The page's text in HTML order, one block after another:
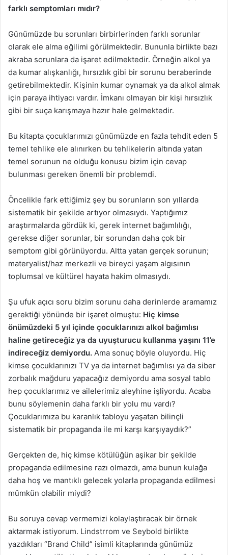
farklı semptomları mıdır?
Günümüzde bu sorunları birbirlerinden farklı sorunlar
olarak ele alma eğilimi görülmektedir. Bununla birlikte bazı
akraba sorunlara da işaret edilmektedir. Örneğin alkol ya
da kumar alışkanlığı, hırsızlık gibi bir sorunu beraberinde
getirebilmektedir. Kişinin kumar oynamak ya da alkol almak
için paraya ihtiyacı vardır. İmkanı olmayan bir kişi hırsızlık
gibi bir suça karışmaya hazır hale gelmektedir.
Bu kitapta çocuklarımızı günümüzde en fazla tehdit eden 5
temel tehlike ele alınırken bu tehlikelerin altında yatan
temel sorunun ne olduğu konusu bizim için cevap
bulunması gereken önemli bir problemdi.
Öncelikle fark ettiğimiz şey bu sorunların son yıllarda
sistematik bir şekilde artıyor olmasıydı. Yaptığımız
araştırmalarda gördük ki, gerek internet bağımlılığı,
gerekse diğer sorunlar, bir sorundan daha çok bir
semptom gibi görünüyordu. Altta yatan gerçek sorunun;
materyalist/haz merkezli ve bireyci yaşam algısının
toplumsal ve kültürel hayata hakim olmasıydı.
Şu ufuk açıcı soru bizim sorunu daha derinlerde aramamız
gerektiği yönünde bir işaret olmuştu: Hiç kimse
önümüzdeki 5 yıl içinde çocuklarınızı alkol bağımlısı
haline getireceğiz ya da uyuşturucu kullanma yaşını 11’e
indireceğiz demiyordu. Ama sonuç böyle oluyordu. Hiç
kimse çocuklarınızı TV ya da internet bağımlısı ya da siber
zorbalık mağduru yapacağız demiyordu ama sosyal tablo
hep çocuklarımız ve ailelerimiz aleyhine işliyordu. Acaba
bunu söylemenin daha farklı bir yolu mu vardı?
Çocuklarımıza bu karanlık tabloyu yaşatan bilinçli
sistematik bir propaganda ile mi karşı karşıyaydık?”
Gerçekten de, hiç kimse kötülüğün aşikar bir şekilde
propaganda edilmesine razı olmazdı, ama bunun kulağa
daha hoş ve mantıklı gelecek yolarla propaganda edilmesi
mümkün olabilir miydi?
Bu soruya cevap vermemizi kolaylaştıracak bir örnek
aktarmak istiyorum. Lindstrrom ve Seybold birlikte
yazdıkları “Brand Child” isimli kitaplarında günümüz